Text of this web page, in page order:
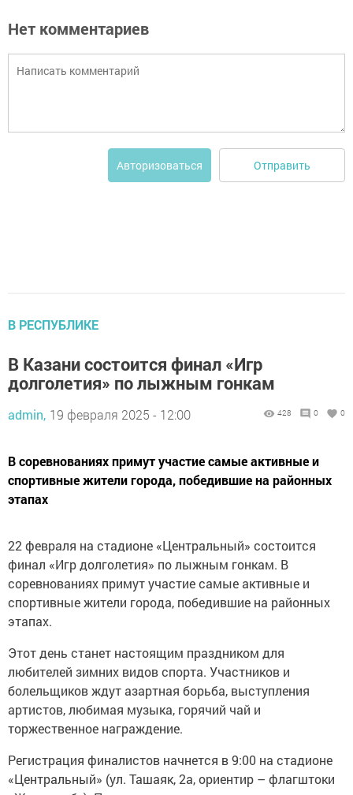
Нет комментариев
Авторизоваться Отправить
В РЕСПУБЛИКЕ
В Казани состоится финал «Игр
долголетия» по лыжным гонкам
admin, 19 февраля 2025 - 12:00 428 0 0
В соревнованиях примут участие самые активные и
спортивные жители города, победившие на районных
этапах
22 февраля на стадионе «Центральный» состоится
финал «Игр долголетия» по лыжным гонкам. В
соревнованиях примут участие самые активные и
спортивные жители города, победившие на районных
этапах.
Этот день станет настоящим праздником для
любителей зимних видов спорта. Участников и
болельщиков ждут азартная борьба, выступления
артистов, любимая музыка, горячий чай и
торжественное награждение.
Регистрация финалистов начнется в 9:00 на стадионе
«Центральный» (ул. Ташаяк, 2а, ориентир – флагштоки